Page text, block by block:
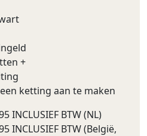
+
ketting aan te maken
INCLUSIEF BTW (NL)
INCLUSIEF BTW (België,